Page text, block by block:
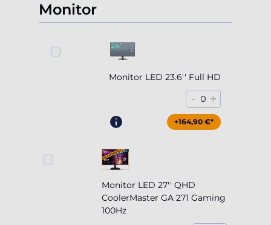
Monitor
Monitor LED 23.6'' Full HD
- 0 +
+164,90 €*
Monitor LED 27'' QHD
CoolerMaster GA 271 Gaming
100Hz